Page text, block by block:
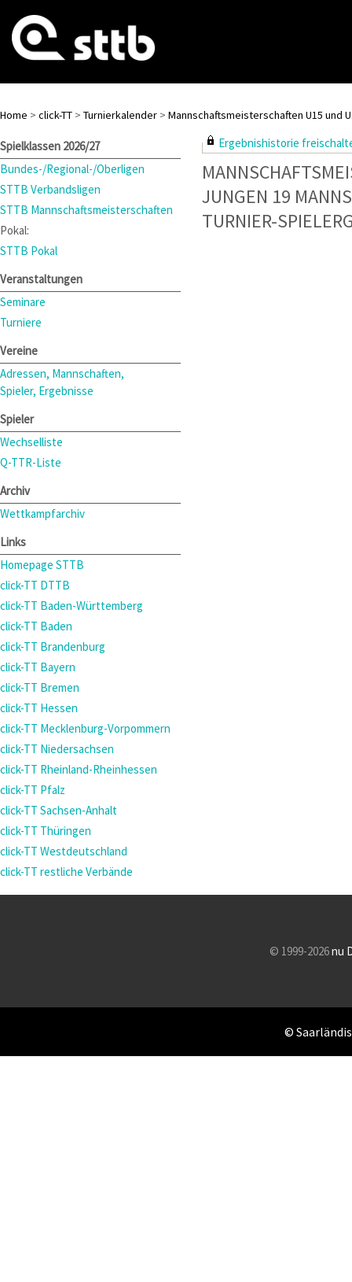
Home > click-TT > Turnierkalender > Mannschaftsmeisterschaften U15 und
Spielklassen 2026/27
Bundes-/Regional-/Oberligen
STTB Verbandsligen
STTB Mannschaftsmeisterschaften
Pokal:
STTB Pokal
Veranstaltungen
Seminare
Turniere
Vereine
Adressen, Mannschaften,
Spieler, Ergebnisse
Spieler
Wechselliste
Q-TTR-Liste
Archiv
Wettkampfarchiv
Links
Homepage STTB
click-TT DTTB
click-TT Baden-Württemberg
click-TT Baden
click-TT Brandenburg
click-TT Bayern
click-TT Bremen
click-TT Hessen
click-TT Mecklenburg-Vorpommern
click-TT Niedersachsen
click-TT Rheinland-Rheinhessen
click-TT Pfalz
click-TT Sachsen-Anhalt
click-TT Thüringen
click-TT Westdeutschland
click-TT restliche Verbände
Ergebnishistorie
JUNGEN 19
TURNIER-
© 1999-2026nu